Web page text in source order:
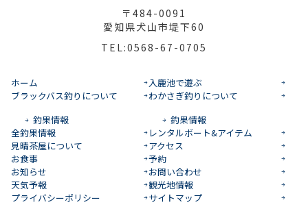
〒484-0091
愛知県犬山市堤下60
TEL:0568-67-0705
ホーム
入鹿池で遊ぶ
ブラックバス釣りについて
釣果情報
わかさぎ釣りについて
釣果情報
全釣果情報
レンタルボート&アイテム
見晴茶屋について
アクセス
お食事
予約
お知らせ
お問い合わせ
天気予報
観光地情報
プライバシーポリシー
サイトマップ